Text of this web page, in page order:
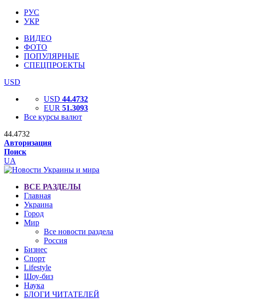
РУС
УКР
ВИДЕО
ФОТО
ПОПУЛЯРНЫЕ
СПЕЦПРОЕКТЫ
USD
USD 44.4732
EUR 51.3093
Все курсы валют
44.4732
Авторизация
Поиск
UA
ВСЕ РАЗДЕЛЫ
Главная
Украина
Город
Мир
Все новости раздела
Россия
Бизнес
Спорт
Lifestyle
Шоу-биз
Наука
БЛОГИ ЧИТАТЕЛЕЙ